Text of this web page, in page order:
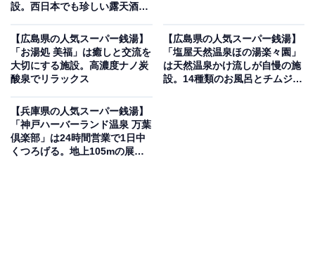
設。西日本でも珍しい露天酒風
【広島県の人気スーパー銭湯】
「お湯処 美福」は癒しと交流を
大切にする施設。高濃度ナノ炭
酸泉でリラックス
【広島県の人気スーパー銭湯】
「塩屋天然温泉ほの湯楽々園」
は天然温泉かけ流しが自慢の施
設。14種類のお風呂とチムジル
【兵庫県の人気スーパー銭湯】
「神戸ハーバーランド温泉 万葉
倶楽部」は24時間営業で1日中
くつろげる。地上105mの展望